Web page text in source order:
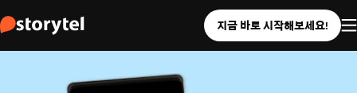
지금 바로 시작해보세요!